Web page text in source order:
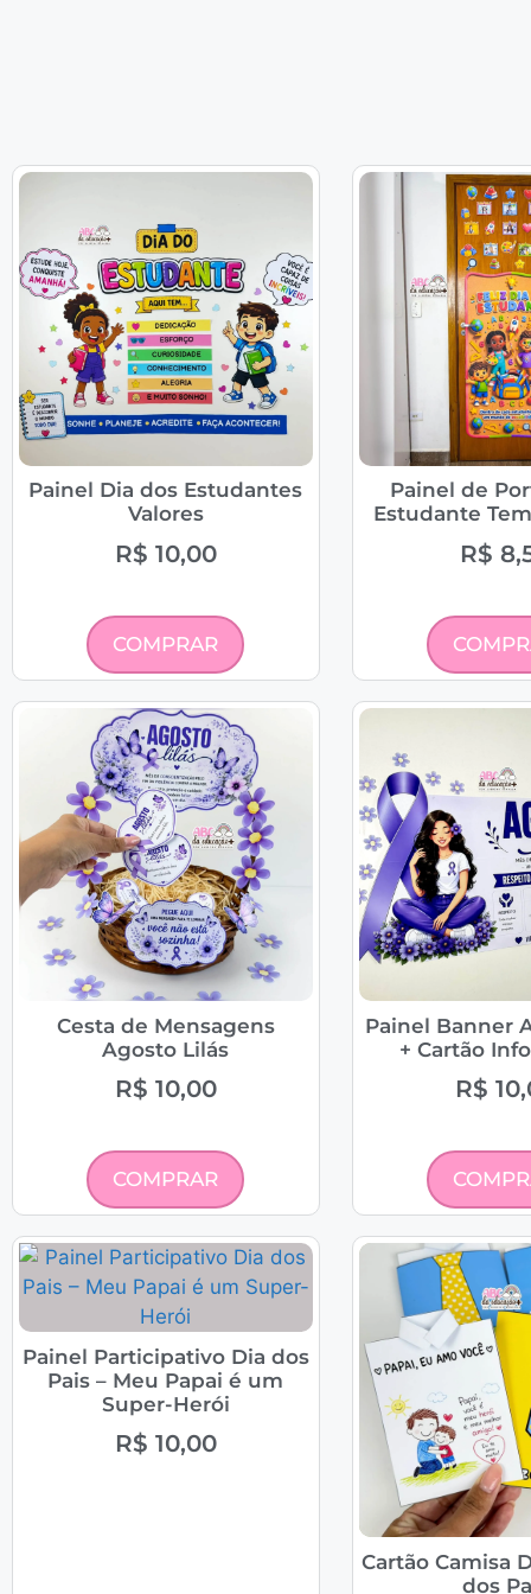
Painel Dia dos Estudantes
Valores
R$ 10,00
COMPRAR
Painel de
Estudante
R$
Cesta de Mensagens
Agosto Lilás
R$ 10,00
COMPRAR
Painel Banner
+ Cartão
R$
Painel Participativo Dia dos
Pais – Meu Papai é um
Super-Herói
R$ 10,00
Cartão Camisa
dos